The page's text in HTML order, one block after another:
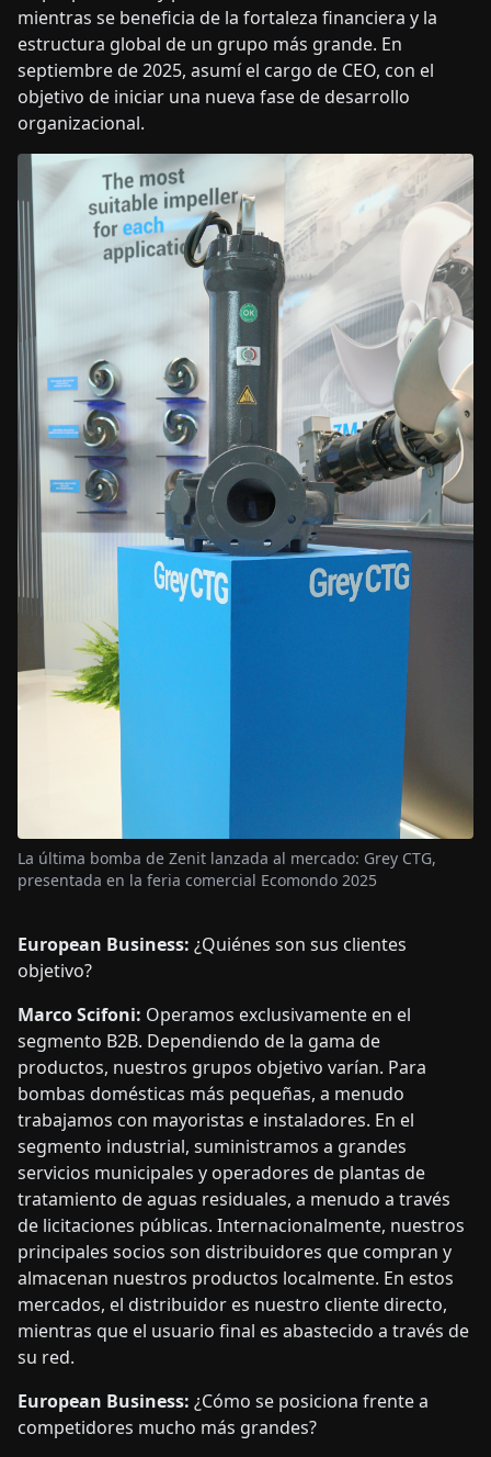
mientras se beneficia de la fortaleza financiera y la
estructura global de un grupo más grande. En
septiembre de 2025, asumí el cargo de CEO, con el
objetivo de iniciar una nueva fase de desarrollo
organizacional.
European Business: ¿Quiénes son sus clientes
objetivo?
Marco Scifoni: Operamos exclusivamente en el
segmento B2B. Dependiendo de la gama de
productos, nuestros grupos objetivo varían. Para
bombas domésticas más pequeñas, a menudo
trabajamos con mayoristas e instaladores. En el
segmento industrial, suministramos a grandes
servicios municipales y operadores de plantas de
tratamiento de aguas residuales, a menudo a través
de licitaciones públicas. Internacionalmente, nuestros
principales socios son distribuidores que compran y
almacenan nuestros productos localmente. En estos
mercados, el distribuidor es nuestro cliente directo,
mientras que el usuario final es abastecido a través de
su red.
European Business: ¿Cómo se posiciona frente a
competidores mucho más grandes?
La última bomba de Zenit lanzada al mercado: Grey CTG,
presentada en la feria comercial Ecomondo 2025